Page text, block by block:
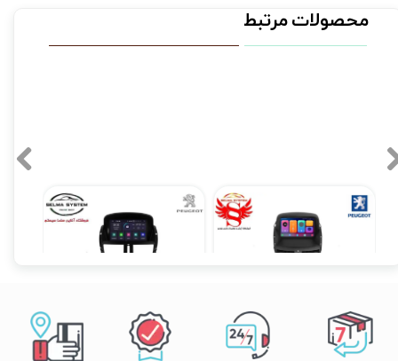
محصولات مرتبط
مانیتور فابریک اندروید 7 اینچ پژو 207 مدل T3L MTK
۱۳,۹۰۰,۰۰۰ تومان
مانیتور فابریک اندروید مدل 7 اینچ پژو 207
۱۳,۵۱۰,۲۰۰ تومان